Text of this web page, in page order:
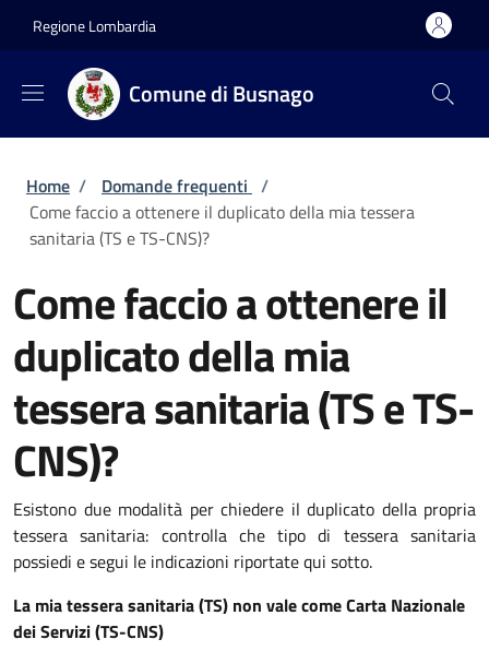
Regione Lombardia
Comune di Busnago
Briciole di pane
Home / Domande frequenti /
Come faccio a ottenere il duplicato della mia tessera
sanitaria (TS e TS-CNS)?
Come faccio a ottenere il
duplicato della mia
tessera sanitaria (TS e TS-
CNS)?
Esistono due modalità per chiedere il duplicato della propria
tessera sanitaria: controlla che tipo di tessera sanitaria
possiedi e segui le indicazioni riportate qui sotto.
La mia tessera sanitaria (TS) non vale come Carta Nazionale
dei Servizi (TS-CNS)